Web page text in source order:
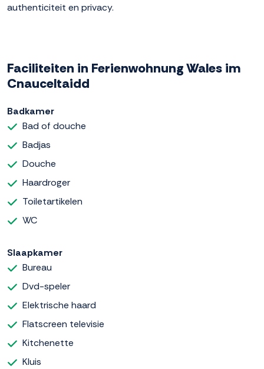
authenticiteit en privacy.
Faciliteiten in Ferienwohnung Wales im
Cnauceltaidd
Badkamer
Bad of douche
Badjas
Douche
Haardroger
Toiletartikelen
WC
Slaapkamer
Bureau
Dvd-speler
Elektrische haard
Flatscreen televisie
Kitchenette
Kluis